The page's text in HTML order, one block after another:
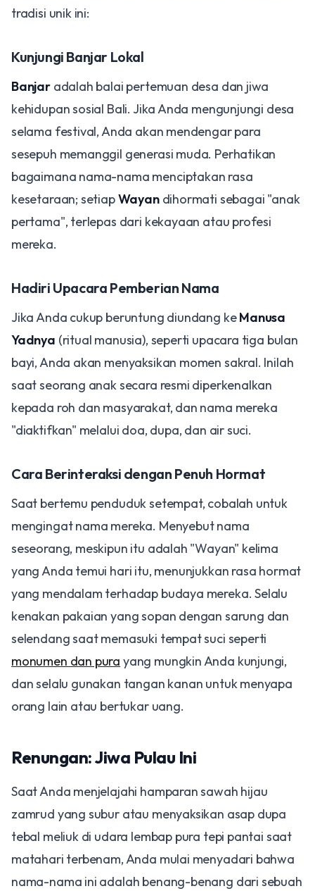
tradisi unik ini:
Kunjungi Banjar Lokal
Banjaradalah balai pertemuan desa dan jiwa
kehidupan sosial Bali. Jika Anda mengunjungi desa
selama festival, Anda akan mendengar para
sesepuh memanggil generasi muda. Perhatikan
bagaimana nama-nama menciptakan rasa
kesetaraan; setiapWayandihormati sebagai "anak
pertama", terlepas dari kekayaan atau profesi
mereka.
Hadiri Upacara Pemberian Nama
Jika Anda cukup beruntung diundang keManusa
Yadnya (ritual manusia), seperti upacara tiga bulan
bayi, Anda akan menyaksikan momen sakral. Inilah
saat seorang anak secara resmi diperkenalkan
kepada roh dan masyarakat, dan nama mereka
"diaktifkan" melalui doa, dupa, dan air suci.
Cara Berinteraksi dengan Penuh Hormat
Saat bertemu penduduk setempat, cobalah untuk
mengingat nama mereka. Menyebut nama
seseorang, meskipun itu adalah "Wayan" kelima
yang Anda temui hari itu, menunjukkan rasa hormat
yang mendalam terhadap budaya mereka. Selalu
kenakan pakaian yang sopan dengan sarung dan
selendang saat memasuki tempat suci seperti
monumen dan pura yang mungkin Anda kunjungi,
dan selalu gunakan tangan kanan untuk menyapa
orang lain atau bertukar uang.
Renungan: Jiwa Pulau Ini
Saat Anda menjelajahi hamparan sawah hijau
zamrud yang subur atau menyaksikan asap dupa
tebal meliuk di udara lembap pura tepi pantai saat
matahari terbenam, Anda mulai menyadari bahwa
nama-nama ini adalah benang-benang dari sebuah